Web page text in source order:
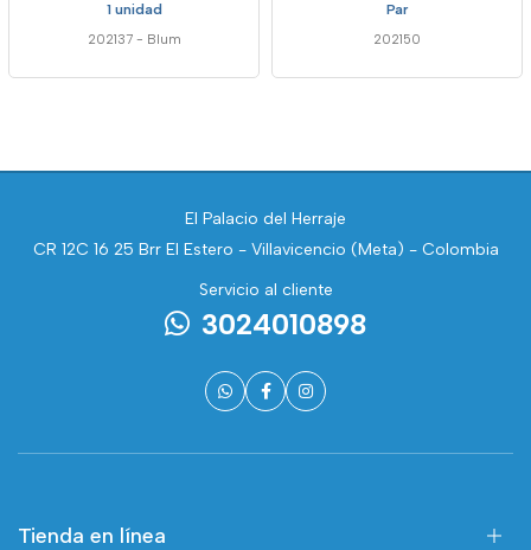
1 unidad
202137 - Blum
Par
202150
El Palacio del Herraje
CR 12C 16 25 Brr El Estero - Villavicencio (Meta) - Colombia
Servicio al cliente
3024010898
Tienda en línea